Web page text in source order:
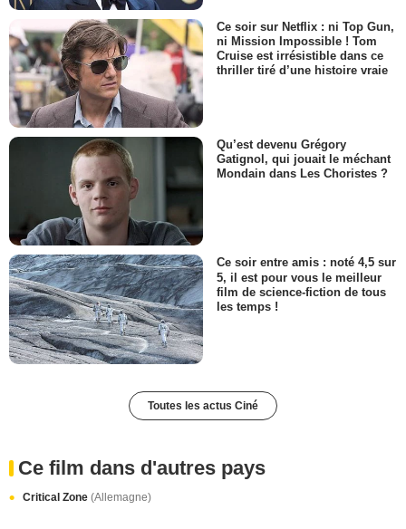
Ce soir sur Netflix : ni Top Gun,
ni Mission Impossible ! Tom
Cruise est irrésistible dans ce
thriller tiré d’une histoire vraie
Qu’est devenu Grégory
Gatignol, qui jouait le méchant
Mondain dans Les Choristes ?
Ce soir entre amis : noté 4,5 sur
5, il est pour vous le meilleur
film de science-fiction de tous
les temps !
Toutes les actus Ciné
Ce film dans d'autres pays
Critical Zone (Allemagne)